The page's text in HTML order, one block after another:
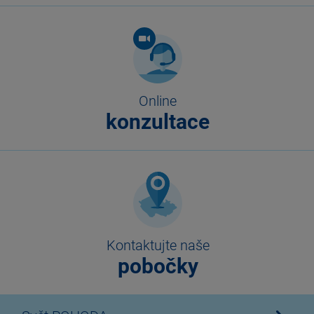
Online
konzultace
Kontaktujte naše
pobočky